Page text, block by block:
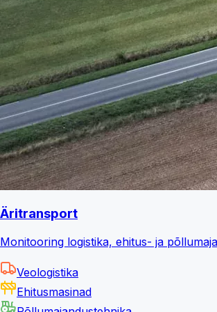
Äritransport
Monitooring logistika, ehitus- ja
Veologistika
Ehitusmasinad